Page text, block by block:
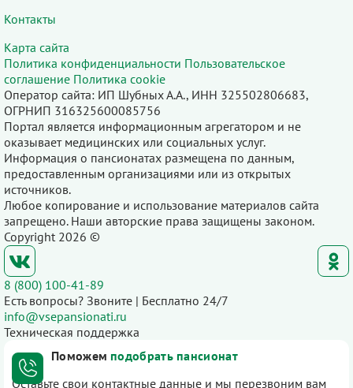
Контакты
Карта сайта
Политика конфиденциальности Пользовательское
соглашение Политика cookie
Оператор сайта: ИП Шубных А.А., ИНН 325502806683,
ОГРНИП 316325600085756
Портал является информационным агрегатором и не
оказывает медицинских или социальных услуг.
Информация о пансионатах размещена по данным,
предоставленным организациями или из открытых
источников.
Любое копирование и использование материалов сайта
запрещено. Наши авторские права защищены законом.
Copyright 2026 ©
8 (800) 100-41-89
Есть вопросы? Звоните | Бесплатно 24/7
info@vsepansionati.ru
Техническая поддержка
Поможем подобрать пансионат
Оставьте свои контактные данные и мы перезвоним вам